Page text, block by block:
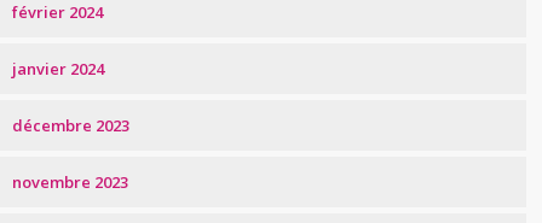
février 2024
janvier 2024
décembre 2023
novembre 2023